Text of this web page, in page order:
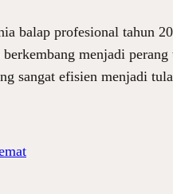
balap profesional tahun
menjadi
sangat efisien menjadi